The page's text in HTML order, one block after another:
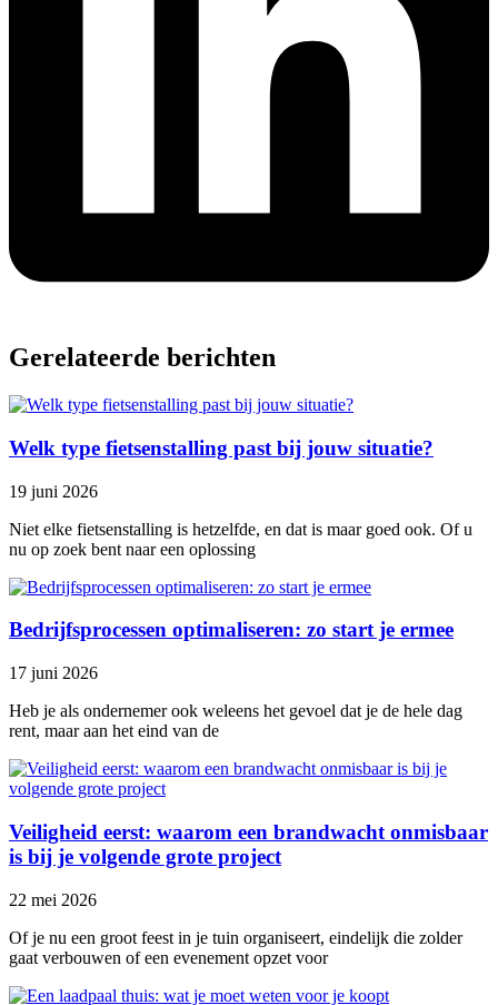
Gerelateerde berichten
Welk type fietsenstalling past bij jouw situatie?
19 juni 2026
Niet elke fietsenstalling is hetzelfde, en dat is maar goed ook. Of u
nu op zoek bent naar een oplossing
Bedrijfsprocessen optimaliseren: zo start je ermee
17 juni 2026
Heb je als ondernemer ook weleens het gevoel dat je de hele dag
rent, maar aan het eind van de
Veiligheid eerst: waarom een brandwacht onmisbaar
is bij je volgende grote project
22 mei 2026
Of je nu een groot feest in je tuin organiseert, eindelijk die zolder
gaat verbouwen of een evenement opzet voor